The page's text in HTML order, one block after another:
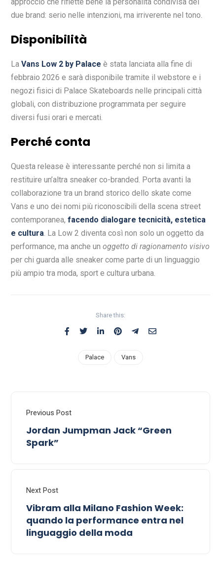
due brand: serio nelle intenzioni, ma irriverente nel tono.
Disponibilità
La Vans Low 2 by Palace è stata lanciata alla fine di
febbraio 2026 e sarà disponibile tramite il webstore e i
negozi fisici di Palace Skateboards nelle principali città
globali, con distribuzione programmata per seguire
diversi fusi orari e mercati.
Perché conta
Questa release è interessante perché non si limita a
restituire un’altra sneaker co-branded. Porta avanti la
collaborazione tra un brand storico dello skate come
Vans e uno dei nomi più riconoscibili della scena street
contemporanea, facendo dialogare tecnicità, estetica
e cultura . La Low 2 diventa così non solo un oggetto da
performance, ma anche un oggetto di ragionamento visivo
per chi guarda alle sneaker come parte di un linguaggio
più ampio tra moda, sport e cultura urbana.
Share this:
Palace Vans
Previous Post
Jordan Jumpman Jack “Green
Spark”
Next Post
Vibram alla Milano Fashion Week:
quando la performance entra nel
linguaggio della moda